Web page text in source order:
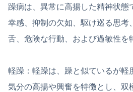
躁病は、異常に高揚した精神状態
幸感、抑制の欠如、駆け巡る思考
舌、危険な行動、および過敏性を
軽躁：軽躁は、躁と似ているが軽
気分の高揚や興奮を特徴とし、双